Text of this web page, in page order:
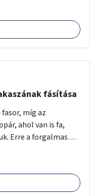
jellegű,
a gyerekek a valós
mint, nap, sok az
színrefásítása
míg az
ahol van is fa,
Erre a forgalmas